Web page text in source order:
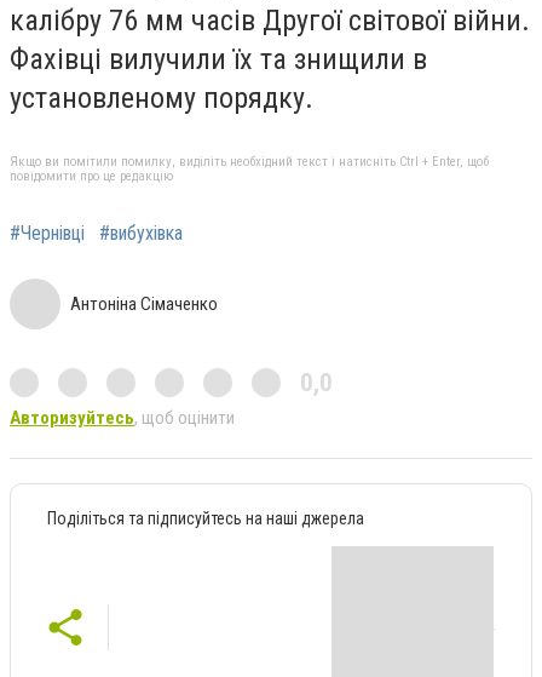
калібру 76 мм часів Другої світової війни.
Фахівці вилучили їх та знищили в
установленому порядку.
Якщо ви помітили помилку, виділіть необхідний текст і натисніть Ctrl + Enter, щоб
повідомити про це редакцію
#Чернівці #вибухівка
Антоніна Сімаченко
0,0
Авторизуйтесь, щоб оцінити
Поділіться та підписуйтесь на наші джерела